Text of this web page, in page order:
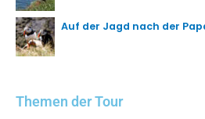
Auf der Jagd nach der
Themen der Tour